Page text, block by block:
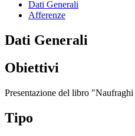
Dati Generali
Afferenze
Dati Generali
Obiettivi
Presentazione del libro
Tipo